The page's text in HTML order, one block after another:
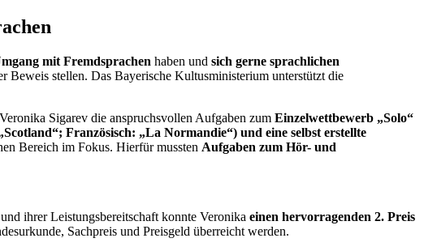
mit Fremdsprachen haben und sich gerne sprachlichen
Beweis stellen. Das Bayerische Kultusministerium unterstützt die
Sigarev die anspruchsvollen Aufgaben zum Einzelwettbewerb „Solo“
Französisch: „La Normandie“) und eine selbst erstellte
Bereich im Fokus. Hierfür mussten Aufgaben zum Hör- und
ihrer Leistungsbereitschaft konnte Veronika einen hervorragenden 2. Preis
Sachpreis und Preisgeld überreicht werden.